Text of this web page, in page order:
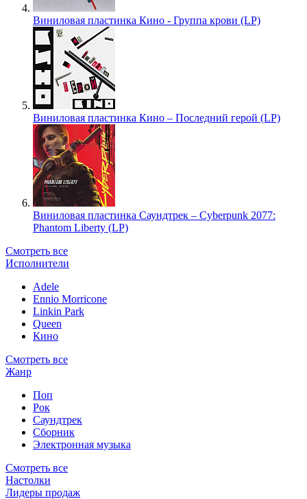
Виниловая пластинка Кино - Группа крови (LP)
Виниловая пластинка Кино – Последний герой (LP)
Виниловая пластинка Саундтрек – Cyberpunk 2077:
Phantom Liberty (LP)
Смотреть все
Исполнители
Adele
Ennio Morricone
Linkin Park
Queen
Кино
Смотреть все
Жанр
Поп
Рок
Саундтрек
Сборник
Электронная музыка
Смотреть все
Настолки
Лидеры продаж